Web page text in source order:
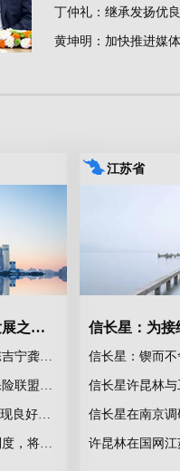
坚定不移走好生态优先、绿色发展之路！陈吉宁调研“无废城市”建设
江苏省
许昆林在国网